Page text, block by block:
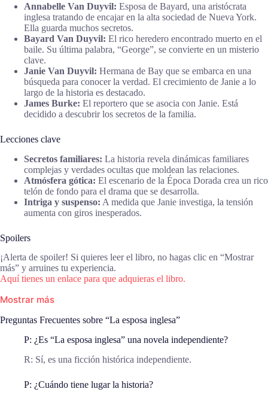
Annabelle Van Duyvil: Esposa de Bayard, una aristócrata
inglesa tratando de encajar en la alta sociedad de Nueva York.
Ella guarda muchos secretos.
Bayard Van Duyvil: El rico heredero encontrado muerto en el
baile. Su última palabra, “George”, se convierte en un misterio
clave.
Janie Van Duyvil: Hermana de Bay que se embarca en una
búsqueda para conocer la verdad. El crecimiento de Janie a lo
largo de la historia es destacado.
James Burke: El reportero que se asocia con Janie. Está
decidido a descubrir los secretos de la familia.
Lecciones clave
Secretos familiares: La historia revela dinámicas familiares
complejas y verdades ocultas que moldean las relaciones.
Atmósfera gótica: El escenario de la Época Dorada crea un rico
telón de fondo para el drama que se desarrolla.
Intriga y suspenso: A medida que Janie investiga, la tensión
aumenta con giros inesperados.
Spoilers
¡Alerta de spoiler! Si quieres leer el libro, no hagas clic en “Mostrar
más” y arruines tu experiencia.
Aquí tienes un enlace para que adquieras el libro.
Mostrar más
Preguntas Frecuentes sobre “La esposa inglesa”
P: ¿Es “La esposa inglesa” una novela independiente?
R: Sí, es una ficción histórica independiente.
P: ¿Cuándo tiene lugar la historia?